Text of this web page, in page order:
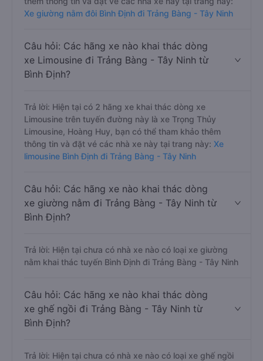
Xe giường nằm đôi Bình Định đi Trảng Bàng - Tây Ninh
Câu hỏi: Các hãng xe nào khai thác dòng
xe Limousine đi Trảng Bàng - Tây Ninh từ
Bình Định?
Trả lời: Hiện tại có 2 hãng xe khai thác dòng xe
Limousine trên tuyến đường này là xe Trọng Thủy
Limousine, Hoàng Huy, bạn có thể tham khảo thêm
thông tin và đặt vé các nhà xe này tại trang này: Xe
limousine Bình Định đi Trảng Bàng - Tây Ninh
Câu hỏi: Các hãng xe nào khai thác dòng
xe giường nằm đi Trảng Bàng - Tây Ninh từ
Bình Định?
Trả lời: Hiện tại chưa có nhà xe nào có loại xe giường
nằm khai thác tuyến Bình Định đi Trảng Bàng - Tây Ninh
Câu hỏi: Các hãng xe nào khai thác dòng
xe ghế ngồi đi Trảng Bàng - Tây Ninh từ
Bình Định?
Trả lời: Hiện tại chưa có nhà xe nào có loại xe ghế ngồi